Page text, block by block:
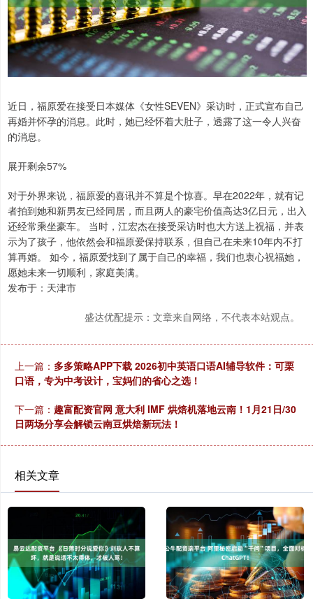
近日，福原爱在接受日本媒体《女性SEVEN》采访时，正式宣布自己
再婚并怀孕的消息。此时，她已经怀着大肚子，透露了这一令人兴奋
的消息。
展开剩余57%
对于外界来说，福原爱的喜讯并不算是个惊喜。早在2022年，就有记
者拍到她和新男友已经同居，而且两人的豪宅价值高达3亿日元，出入
还经常乘坐豪车。 当时，江宏杰在接受采访时也大方送上祝福，并表
示为了孩子，他依然会和福原爱保持联系，但自己在未来10年内不打
算再婚。 如今，福原爱找到了属于自己的幸福，我们也衷心祝福她，
愿她未来一切顺利，家庭美满。
发布于：天津市
盛达优配提示：文章来自网络，不代表本站观点。
上一篇： 多多策略APP下载 2026初中英语口语AI辅导软件：可栗
口语，专为中考设计，宝妈们的省心之选！
下一篇： 趣富配资官网 意大利 IMF 烘焙机落地云南！1月21日/30
日两场分享会解锁云南豆烘焙新玩法！
相关文章